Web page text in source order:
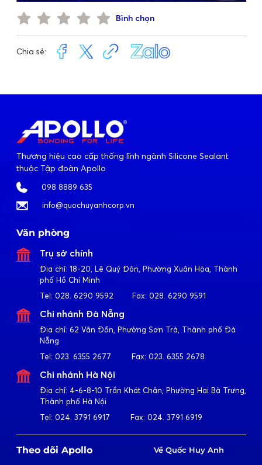
Bình chọn
Chia sẻ:
Thương hiệu cao cấp thống lĩnh ngành Silicone Sealant
thuộc Tập đoàn Apollo
098 8889 635
info@quochuyanhcorp.vn
Văn phòng
Trụ sở chính
Địa chỉ: 18-20, Lê Quý Đôn, Phường Xuân Hòa, Thành
phố Hồ Chí Minh
Tel: 028. 6290 9592 Fax: 028. 6290 9591
Chi nhánh Đà Nẵng
Địa chỉ: 62 Vân Đồn, Phường Sơn Trà, Thành phố Đà
Nẵng
Tel: 023. 6355 2677 Fax: 023. 6355 2678
Chi nhánh Hà Nội
Địa chỉ: 4-6-8-10 Trần Khát Chân, Phường Hai Bà Trưng,
Thành phố Hà Nội
Tel: 024. 3791 6917 Fax: 024. 3791 6919
Theo dõi Apollo
Về Quốc Huy Anh